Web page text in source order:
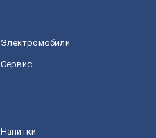
Электромобили
Сервис
Напитки